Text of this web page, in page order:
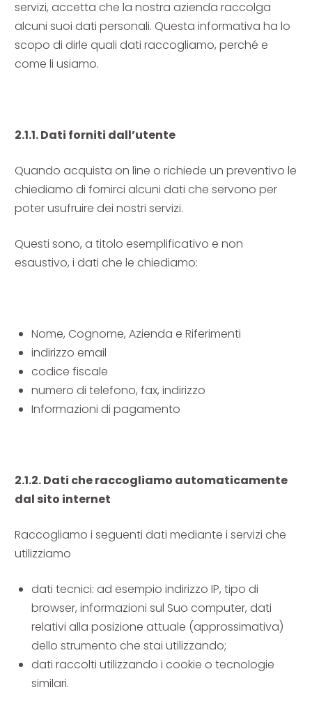
servizi, accetta che la nostra azienda raccolga
alcuni suoi dati personali. Questa informativa ha lo
scopo di dirle quali dati raccogliamo, perché e
come li usiamo.
2.1.1. Dati forniti dall’utente
Quando acquista on line o richiede un preventivo le
chiediamo di fornirci alcuni dati che servono per
poter usufruire dei nostri servizi.
Questi sono, a titolo esemplificativo e non
esaustivo, i dati che le chiediamo:
Nome, Cognome, Azienda e Riferimenti
indirizzo email
codice fiscale
numero di telefono, fax, indirizzo
Informazioni di pagamento
2.1.2. Dati che raccogliamo automaticamente
dal sito internet
Raccogliamo i seguenti dati mediante i servizi che
utilizziamo
dati tecnici: ad esempio indirizzo IP, tipo di
browser, informazioni sul Suo computer, dati
relativi alla posizione attuale (approssimativa)
dello strumento che stai utilizzando;
dati raccolti utilizzando i cookie o tecnologie
similari.